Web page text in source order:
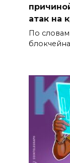
атак на
По